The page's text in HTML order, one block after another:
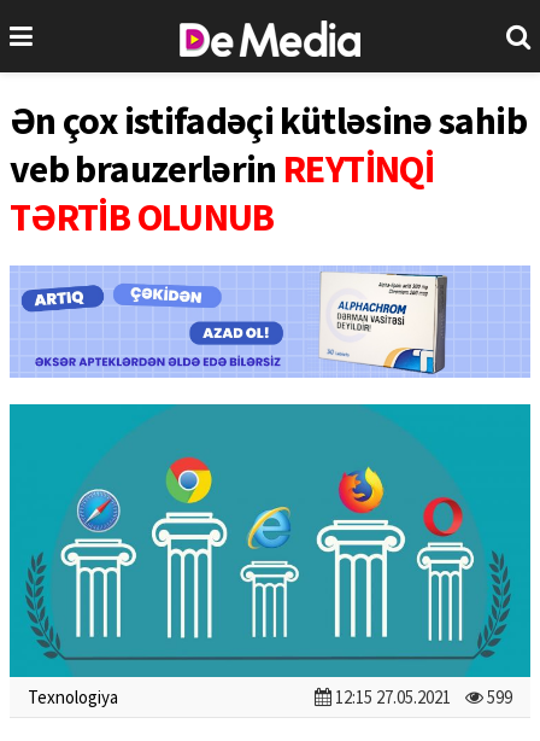
Ən çox istifadəçi kütləsinə sahib
veb brauzerlərin REYTİNQİ
TƏRTİB OLUNUB
Texnologiya 12:15 27.05.2021 599